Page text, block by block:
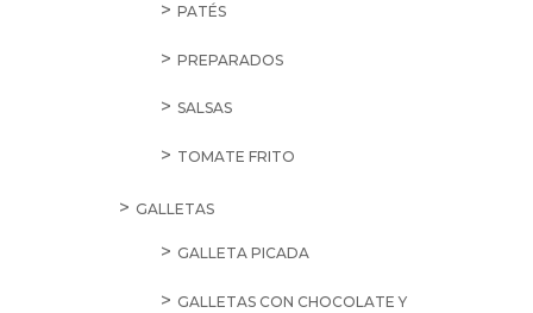
PATÉS
PREPARADOS
SALSAS
TOMATE FRITO
GALLETAS
GALLETA PICADA
GALLETAS CON CHOCOLATE Y